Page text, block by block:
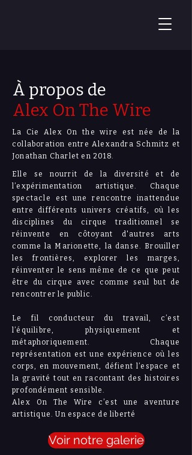
À propos de
Alex On The Wire
La Cie Alex On the wire est née de la
collaboration entre Alexandra Schmitz et
Jonathan Charlet en 2018.
Elle se nourrit de la diversité et de
l’expérimentation artistique. Chaque
spectacle est une rencontre inattendue
entre différents univers créatifs, où les
disciplines du cirque traditionnel se
réinvente en côtoyant d'autres arts
comme la Marionette, la danse. Brouiller
les frontières, explorer les marges,
réinventer le sens même de ce que peut
être du cirque avec comme seul but de
rencontrer le public.
Le fil conducteur du travail, c’est
l’équilibre, physiquement et
métaphoriquement. Chaque
représentation est une expérience où les
corps, en mouvement, défient l’espace et
la gravité tout en racontant des histoires
profondément sensible.
Alex On The Wire c’est une aventure
artistique. Un espace de liberté
Voir notre galerie